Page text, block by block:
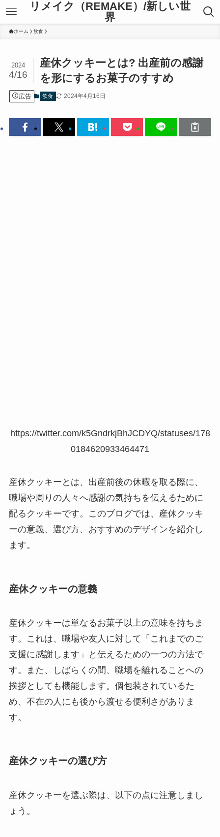
リメイク（REMAKE）/新しい世
界
ホーム 飲食
産休クッキーとは? 出産前の感謝
を形にするお菓子のすすめ
2024
4/16
広告 飲食 2024年4月16日
https://twitter.com/k5GndrkjBhJCDYQ/statuses/178
0184620933464471
産休クッキーとは、出産前後の休暇を取る際に、
職場や周りの人々へ感謝の気持ちを伝えるために
配るクッキーです。このブログでは、産休クッキ
ーの意義、選び方、おすすめのデザインを紹介し
ます。
産休クッキーの意義
産休クッキーは単なるお菓子以上の意味を持ちま
す。これは、職場や友人に対して「これまでのご
支援に感謝します」と伝えるための一つの方法で
す。また、しばらくの間、職場を離れることへの
挨拶としても機能します。個包装されているた
め、不在の人にも後から渡せる便利さがありま
す。
産休クッキーの選び方
産休クッキーを選ぶ際は、以下の点に注意しまし
ょう。